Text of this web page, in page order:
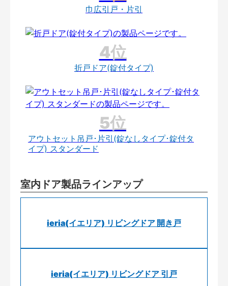
巾広引戸・片引
折戸ドア(錠付タイプ)
アウトセット吊戸･片引(錠なしタイプ･錠付タ
イプ) スタンダード
室内ドア製品ラインアップ
ieria(イエリア) リビングドア 開き戸
ieria(イエリア) リビングドア 引戸